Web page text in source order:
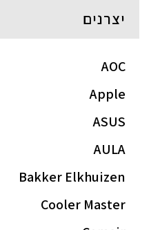
יצרנים
AOC
Apple
ASUS
AULA
Bakker Elkhuizen
Cooler Master